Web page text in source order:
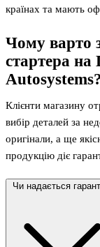
країнах та мають
Чому варто
стартера на
Autosystems?
Клієнти магазину
вибір деталей за
оригінали, а ще
продукцію діє
Чи надається